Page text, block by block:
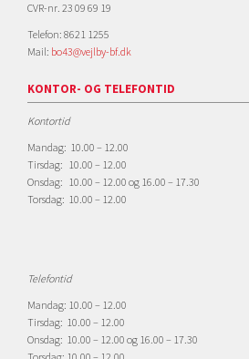
CVR-nr. 23 09 69 19
Telefon: 8621 1255
Mail: bo43@vejlby-bf.dk
KONTOR- OG TELEFONTID
Kontortid
Mandag: 10.00 – 12.00
Tirsdag: 10.00 – 12.00
Onsdag: 10.00 – 12.00 og 16.00 – 17.30
Torsdag: 10.00 – 12.00
Telefontid
Mandag: 10.00 – 12.00
Tirsdag: 10.00 – 12.00
Onsdag: 10.00 – 12.00 og 16.00 – 17.30